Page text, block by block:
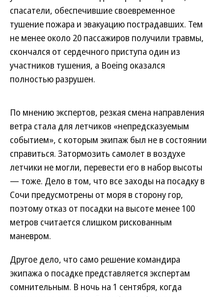
спасатели, обеспечившие своевременное
тушение пожара и эвакуацию пострадавших. Тем
не менее около 20 пассажиров получили травмы,
скончался от сердечного приступа один из
участников тушения, а Boeing оказался
полностью разрушен.
По мнению экспертов, резкая смена направления
ветра стала для летчиков «непредсказуемым
событием», с которым экипаж был не в состоянии
справиться. Затормозить самолет в воздухе
летчики не могли, перевести его в набор высоты
— тоже. Дело в том, что все заходы на посадку в
Сочи предусмотрены от моря в сторону гор,
поэтому отказ от посадки на высоте менее 100
метров считается слишком рискованным
маневром.
Другое дело, что само решение командира
экипажа о посадке представляется экспертам
сомнительным. В ночь на 1 сентября, когда